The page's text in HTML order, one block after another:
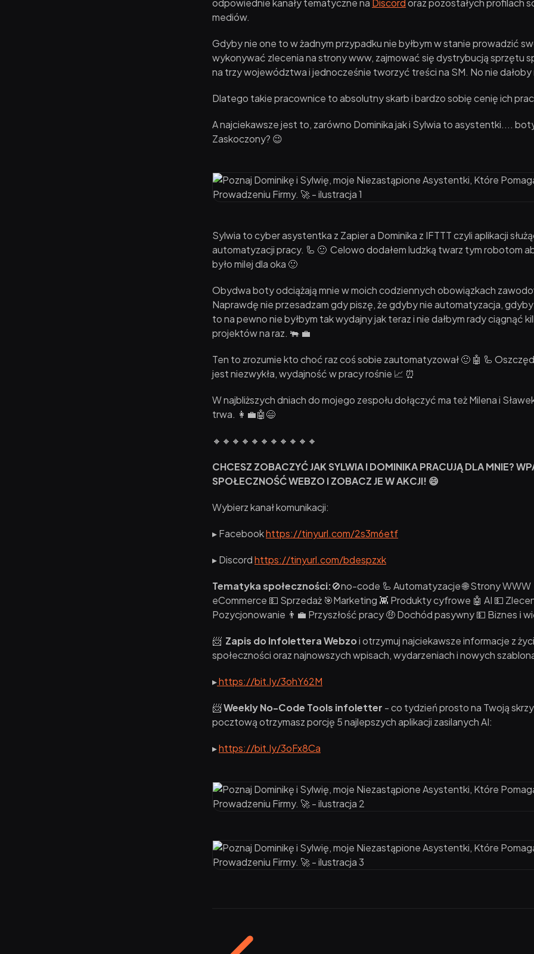
odpowiednie kanały tematyczne na Discordoraz pozostałych profilach
mediów.
Gdyby nie one to w żadnym przypadku nie byłbym w stanie prowadzić
wykonywać zlecenia na strony www, zajmować się dystrybucją sprzętu
na trzy województwa i jednocześnie tworzyć treści na SM. No nie dałoby
Dlatego takie pracownice to absolutny skarb i bardzo sobię cenię ich
A najciekawsze jest to, zarówno Dominika jak i Sylwia to asystentki....
Zaskoczony? 😉
Sylwia to cyber asystentka z Zapier a Dominika z IFTTT czyli aplikacji
automatyzacji pracy. 🦾 🙂 Celowo dodałem ludzką twarz tym robotom
było milej dla oka 🙂
Obydwa boty odciążają mnie w moich codziennych obowiązkach
Naprawdę nie przesadzam gdy piszę, że gdyby nie automatyzacja,
to na pewno nie byłbym tak wydajny jak teraz i nie dałbym rady ciągnąć
projektów na raz. 🐃 💼
Ten to zrozumie kto choć raz coś sobie zautomatyzował 🙂 🤖 🦾
jest niezwykła, wydajność w pracy rośnie 📈 ⏰
W najbliższych dniach do mojego zespołu dołączyć ma też Milena i
trwa. 👩‍💼🤖😄
🔸🔸🔸🔸🔸🔸🔸🔸🔸🔸🔸
CHCESZ ZOBACZYĆ JAK SYLWIA I DOMINIKA PRACUJĄ DLA MNIE?
SPOŁECZNOŚĆ WEBZO I ZOBACZ JE W AKCJI! 😄
Wybierz kanał komunikacji:
▸ Facebookhttps://tinyurl.com/2s3m6etf
▸ Discordhttps://tinyurl.com/bdespzxk
Tematyka społeczności:🚫no-code 🦾 Automatyzacje 🌐 Strony WWW
eCommerce 💵 Sprzedaż 🎯Marketing 👾 Produkty cyfrowe 🤖 AI 💵
Pozycjonowanie 👨💼 Przyszłość pracy 🤑 Dochód pasywny 💵 Biznes ℹ️
📨 Zapis do Infolettera Webzoi otrzymuj najciekawsze informacje z
społeczności oraz najnowszych wpisach, wydarzeniach i nowych
▸https://bit.ly/3ohY62M
📨Weekly No-Code Tools infoletter - co tydzień prosto na Twoją
pocztową otrzymasz porcję 5 najlepszych aplikacji zasilanych AI:
▸https://bit.ly/3oFx8Ca